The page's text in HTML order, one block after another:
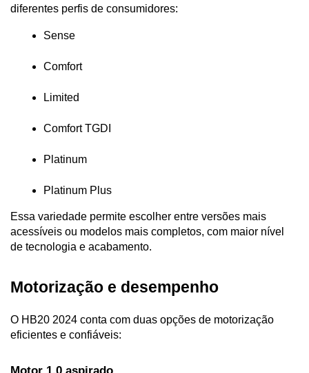
diferentes perfis de consumidores:
Sense
Comfort
Limited
Comfort TGDI
Platinum
Platinum Plus
Essa variedade permite escolher entre versões mais
acessíveis ou modelos mais completos, com maior nível
de tecnologia e acabamento.
Motorização e desempenho
O HB20 2024 conta com duas opções de motorização
eficientes e confiáveis: